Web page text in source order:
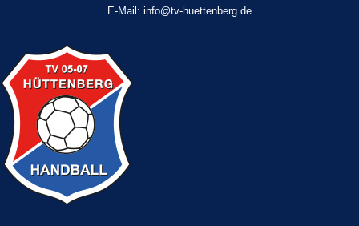
E-Mail: info@tv-huettenberg.de